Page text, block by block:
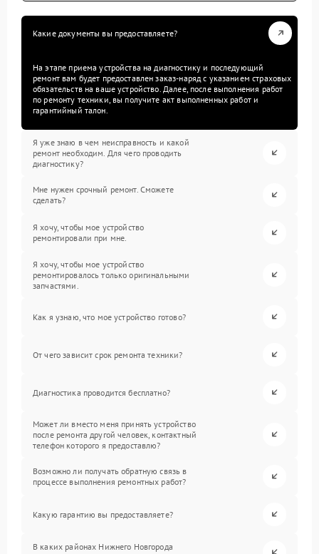
Какие документы вы предоставляете?
На этапе приема устройства на диагностику и последующий
ремонт вам будет предоставлен заказ-наряд с указанием страховых
обязательств на ваше устройство. Далее, после выполнения работ
по ремонту техники, вы получите акт выполненных работ и
гарантийный талон.
Я уже знаю в чем неисправность и какой
ремонт необходим. Для чего проводить
диагностику?
Мне нужен срочный ремонт. Сможете
сделать?
Я хочу, чтобы мое устройство
ремонтировали при мне.
Я хочу, чтобы мое устройство
ремонтировалось только оригинальными
запчастями.
Как я узнаю, что мое устройство готово?
От чего зависит срок ремонта техники?
Диагностика проводится бесплатно?
Может ли вместо меня принять устройство
после ремонта другой человек, контактный
телефон которого я предоставлю?
Возможно ли получать обратную связь в
процессе выполнения ремонтных работ?
Какую гарантию вы предоставляете?
В каких районах Нижнего Новгорода